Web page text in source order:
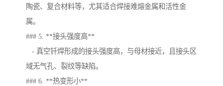
陶瓷、复合材料等，尤其适合焊接难熔金属和活性金
属。
### 5. **接头强度高**
- 真空钎焊形成的接头强度高，与母材接近，且接头区
域无气孔、裂纹等缺陷。
### 6. **热变形小**